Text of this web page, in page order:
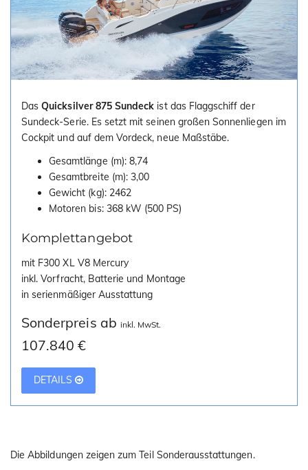
DasQuicksilver 875 Sundeck ist das Flaggschiff der
Sundeck-Serie. Es setzt mit seinen großen Sonnenliegen im
Cockpit und auf dem Vordeck, neue Maßstäbe.
Gesamtlänge (m): 8,74
Gesamtbreite (m): 3,00
Gewicht (kg): 2462
Motoren bis: 368 kW (500 PS)
Komplettangebot
mit F300 XL V8 Mercury
inkl. Vorfracht, Batterie und Montage
in serienmäßiger Ausstattung
Sonderpreis ab inkl. MwSt.
107.840 €
DETAILS
Die Abbildungen zeigen zum Teil Sonderausstattungen.